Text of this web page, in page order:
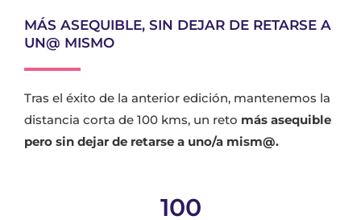
MÁS ASEQUIBLE, SIN DEJAR DE RETARSE A
UN@ MISMO
Tras el éxito de la anterior edición, mantenemos la
distancia corta de 100 kms, un reto más asequible
pero sin dejar de retarse a uno/a mism@.
100